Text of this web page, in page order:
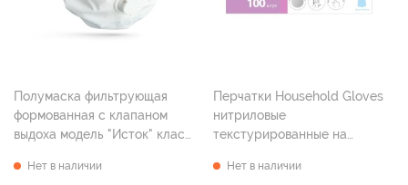
Полумаска фильтрующая
формованная с клапаном
выдоха модель "Исток" класс
Нет в наличии
Перчатки Household Gloves
нитриловые
текстурированные на
Нет в наличии